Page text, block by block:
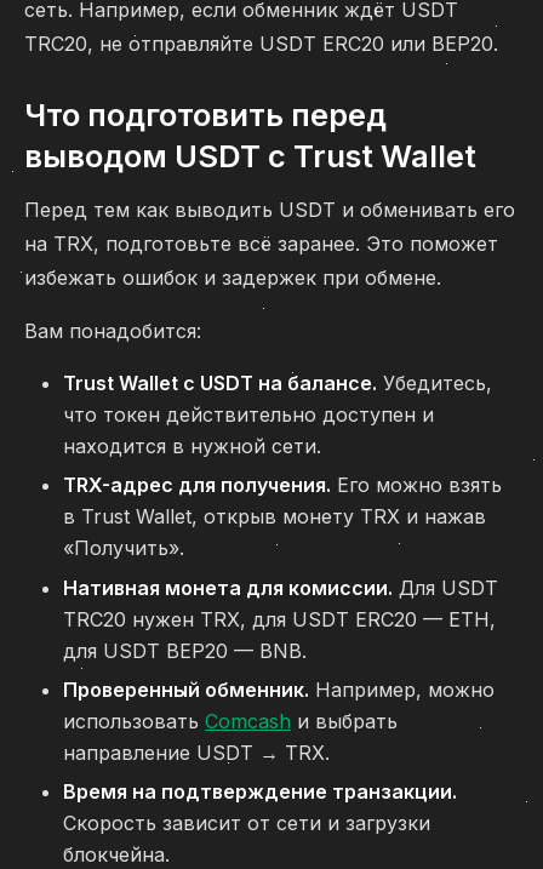
сеть. Например, если обменник ждёт USDT
TRC20, не отправляйте USDT ERC20 или BEP20.
Что подготовить перед
выводом USDT с Trust Wallet
Перед тем как выводить USDT и обменивать его
на TRX, подготовьте всё заранее. Это поможет
избежать ошибок и задержек при обмене.
Вам понадобится:
Trust Wallet с USDT на балансе. Убедитесь,
что токен действительно доступен и
находится в нужной сети.
TRX-адрес для получения. Его можно взять
в Trust Wallet, открыв монету TRX и нажав
«Получить».
Нативная монета для комиссии. Для USDT
TRC20 нужен TRX, для USDT ERC20 — ETH,
для USDT BEP20 — BNB.
Проверенный обменник. Например, можно
использовать Comcash и выбрать
направление USDT → TRX.
Время на подтверждение транзакции.
Скорость зависит от сети и загрузки
блокчейна.